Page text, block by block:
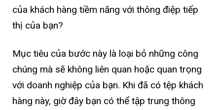
của khách hàng tiềm năng với thông điệp tiếp
thị của bạn?
Mục tiêu của bước này là loại bỏ những công
chúng mà sẽ không liên quan hoặc quan trọng
với doanh nghiệp của bạn. Khi đã có tệp khách
hàng này, giờ đây bạn có thể tập trung thông